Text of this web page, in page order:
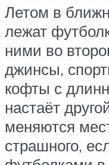
Летом в
лежат
ними во
джинсы,
кофты с
настаёт
меняются
страшного,